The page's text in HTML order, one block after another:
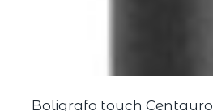
Boligrafo touch Centauro